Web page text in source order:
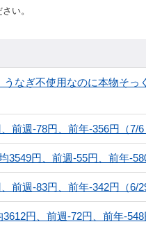
い。
なぎ不使用なのに本物そっ
前週-78円、前年-356円（7/6
3549円、前週-55円、前年-
前週-83円、前年-342円（6/
円、前週-72円、前年-548